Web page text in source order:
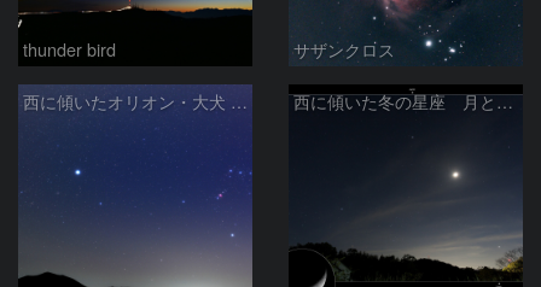
thunder bird サザンクロス
西に傾いたオリオン・大犬 (2026/04/21) 西に傾いた冬の星座 月と金星＆木星